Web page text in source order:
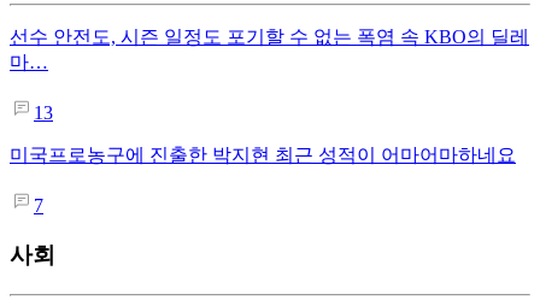
선수 안전도, 시즌 일정도 포기할 수 없는 폭염 속 KBO의 딜레
마…
13
미국프로농구에 진출한 박지현 최근 성적이 어마어마하네요
7
사회